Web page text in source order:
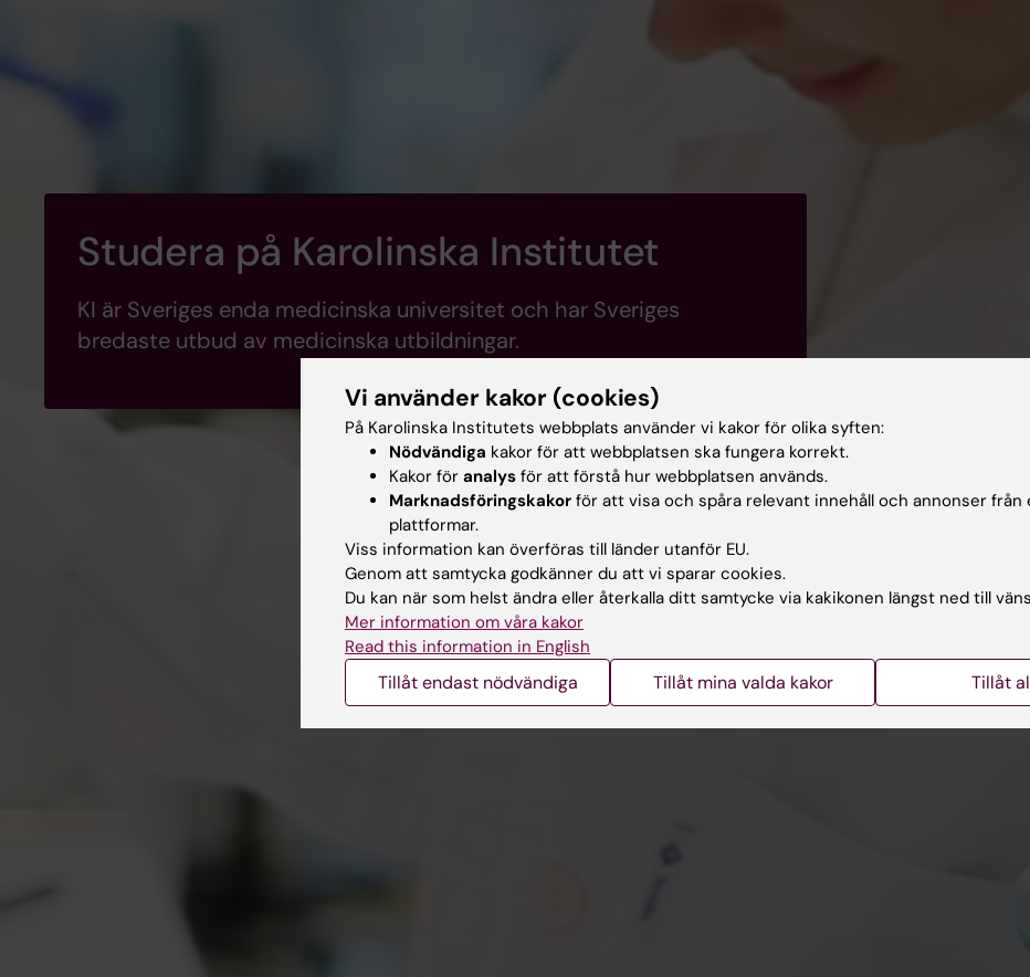
Studera på Karolinska Institutet
KI är Sveriges enda medicinska universitet och har Sveriges
bredaste utbud av medicinska utbildningar.
Vi använder kakor (cookies)
På Karolinska Institutets webbplats använder vi kakor för olika syften:
Nödvändiga kakor för att webbplatsen ska fungera korrekt.
Kakor för analys för att förstå hur webbplatsen används.
Marknadsföringskakor för att visa och spåra relevant innehåll och annonser från
plattformar.
Viss information kan överföras till länder utanför EU.
Genom att samtycka godkänner du att vi sparar cookies.
Du kan när som helst ändra eller återkalla ditt samtycke via kakikonen längst ned till
Mer information om våra kakor
Read this information in English
Tillåt endast nödvändiga Tillåt mina valda kakor Tillåt